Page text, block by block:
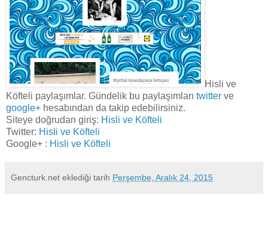
Hisli ve
Köfteli paylaşımlar. Gündelik bu paylaşımları twitter ve
google+ hesabından da takip edebilirsiniz.
Siteye doğrudan giriş: Hisli ve Köfteli
Twitter: Hisli ve Köfteli
Google+ : Hisli ve Köfteli
Gencturk.net eklediği tarih Perşembe, Aralık 24, 2015